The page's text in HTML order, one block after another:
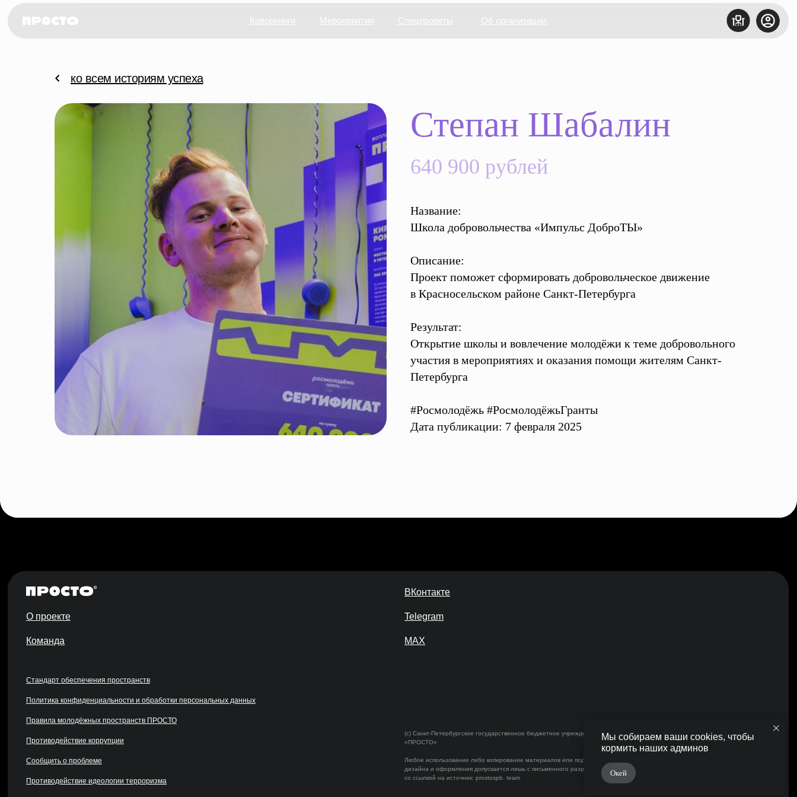
Коворкинги Мероприятия Спецпроекты Об организации
Мы собираем ваши cookies, чтобы
кормить наших админов
Окей
ко всем историям успеха
Степан Шабалин
640 900 рублей
Название:
Школа добровольчества «Импульс ДоброТЫ»
Описание:
Проект поможет сформировать добровольческое движение
в Красносельском районе Санкт-Петербурга
Результат:
Открытие школы и вовлечение молодёжи к теме добровольного
участия в мероприятиях и оказания помощи жителям Санкт-
Петербурга
#Росмолодёжь #РосмолодёжьГранты
Дата публикации: 7 февраля 2025
(c) Санкт-Петербургское государственное бюджетное учреждение «Молодёжные пространства
«ПРОСТО»
Любое использование либо копирование материалов или подборки материалов сайта, элементов
дизайна и оформления допускается лишь с письменного разрешения правообладателя и только
со ссылкой на источник: prostospb. team
ВКонтакте
О проекте Telegram
Команда MAX
Политика конфиденциальности и обработки персональных данных
Правила молодёжных пространств ПРОСТО
Стандарт обеспечения пространств
Противодействие коррупции
Противодействие идеологии терроризма
Сообщить о проблеме